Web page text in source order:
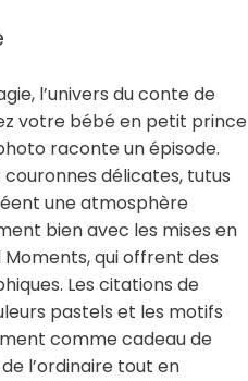
l’univers du conte de
votre bébé en petit prince
raconte un épisode.
délicates, tutus
une atmosphère
bien avec les mises en
qui offrent des
Les citations de
pastels et les motifs
comme cadeau de
l’ordinaire tout en